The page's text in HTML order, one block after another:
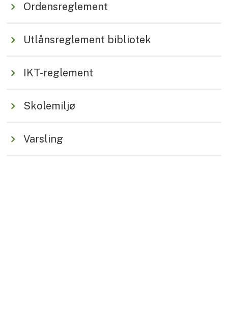
Ordensreglement
Utlånsreglement bibliotek
IKT-reglement
Skolemiljø
Varsling